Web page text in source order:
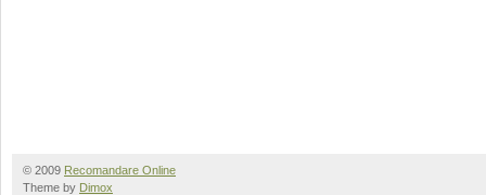
© 2009 Recomandare Online
Theme by Dimox